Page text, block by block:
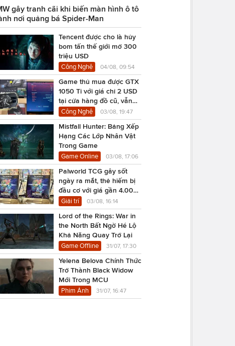
gây tranh cãi khi biến màn hình ô tô
nơi quảng bá Spider-Man
Tencent được cho là hủy
bom tấn thế giới mở 300
triệu USD
Công Nghệ 04/08, 09:54
Game thủ mua được GTX
1050 Ti với giá chỉ 2 USD
tại cửa hàng đồ cũ, vẫn
chạy Cyberpunk 2077
Công Nghệ 03/08, 19:47
Mistfall Hunter: Bảng Xếp
Hạng Các Lớp Nhân Vật
Trong Game
Game Online 03/08, 17:06
Palworld TCG gây sốt
ngày ra mắt, thẻ hiếm bị
đầu cơ với giá gần 4.000
USD
Giải trí 03/08, 16:14
Lord of the Rings: War in
the North Bất Ngờ Hé Lộ
Khả Năng Quay Trở Lại
Game Offline 31/07, 17:30
Yelena Belova Chính Thức
Trở Thành Black Widow
Mới Trong MCU
Phim Ảnh 31/07, 16:47